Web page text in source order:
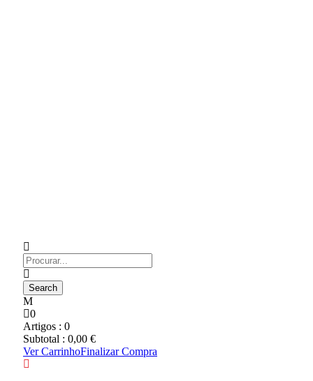
0
Artigos : 0
Subtotal : 0,00 €
Ver CarrinhoFinalizar Compra